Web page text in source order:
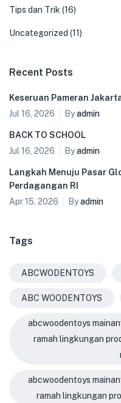
Tips dan Trik (16)
Uncategorized (11)
Recent Posts
Keseruan Pameran
Jul 16, 2026
Byadmin
BACK TO SCHOOL
Jul 16, 2026
Byadmin
Langkah Menuju Pasar
Perdagangan RI
Apr 15, 2026
Byadmin
Tags
ABCWODENTOYS
ABC WOODENTOYS
abcwoodentoys
ramah lingkungan
abcwoodentoys
ramah lingkungan